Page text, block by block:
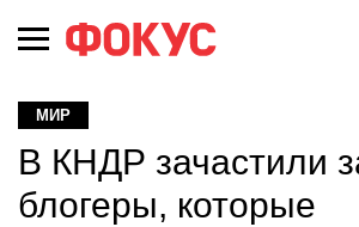
МИР
В КНДР зачастили
блогеры, которые